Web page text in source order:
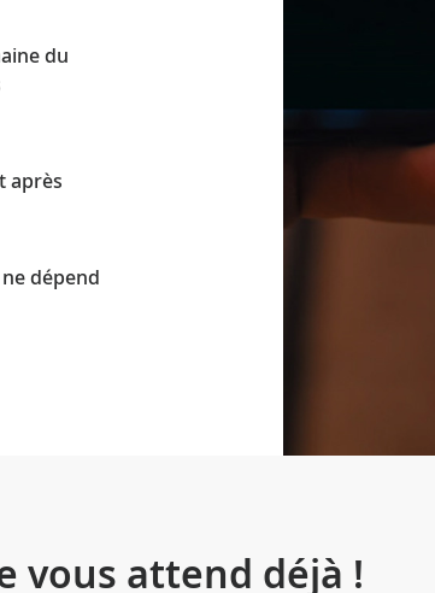
du
après
dépend
vous attend déjà !